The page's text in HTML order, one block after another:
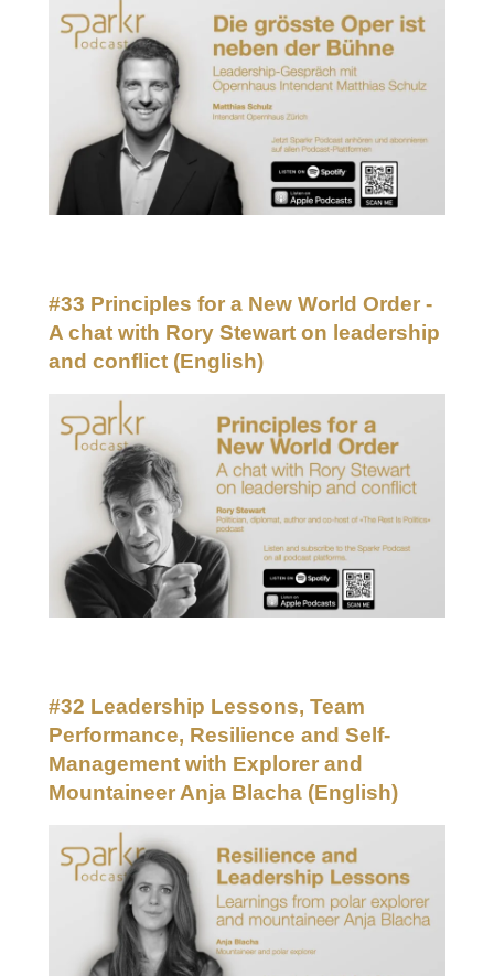
#33 Principles for a New World Order -
A chat with Rory Stewart on leadership
and conflict (English)
#32 Leadership Lessons, Team
Performance, Resilience and Self-
Management with Explorer and
Mountaineer Anja Blacha (English)